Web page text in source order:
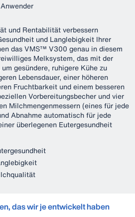
und Rentabilität verbessern
und Langlebigkeit Ihrer
das VMS™ V300 genau in diesem
Melksystem, das mit der
gesündere, ruhigere Kühe zu
Lebensdauer, einer höheren
Fruchtbarkeit und einem besseren
Vorbereitungsbecher und vier
Milchmengenmessern (eines für jede
Abnahme automatisch für jede
überlegenen Eutergesundheit
das wir je entwickelt haben